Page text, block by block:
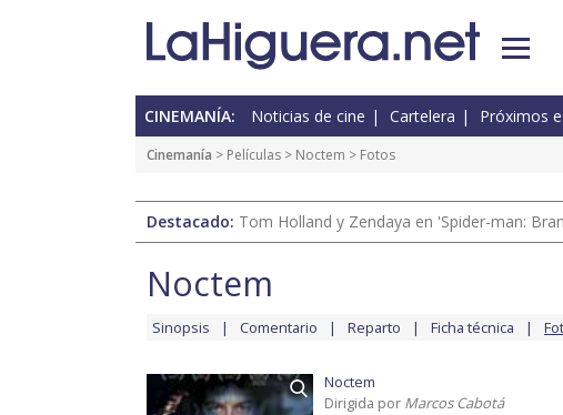
CINEMANÍA: Noticias de cine Cartelera Próximos
Cinemanía > Películas > Noctem > Fotos
Destacado: Tom Holland y Zendaya en 'Spider-man:
Noctem
Sinopsis Comentario Reparto Ficha técnica
Noctem
Dirigida por Marcos Cabotá